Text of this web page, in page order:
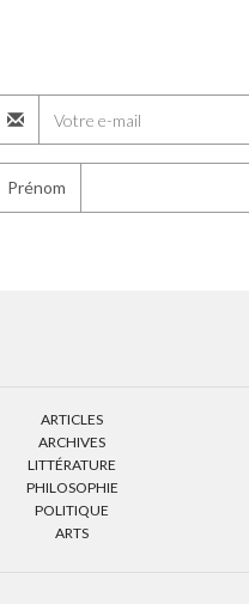
Prénom
ARTICLES
ARCHIVES
LITTÉRATURE
PHILOSOPHIE
POLITIQUE
ARTS